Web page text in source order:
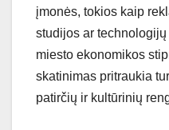
įmonės, tokios kaip
studijos ar
miesto ekonomikos
skatinimas pritraukia
patirčių ir kultūrinių